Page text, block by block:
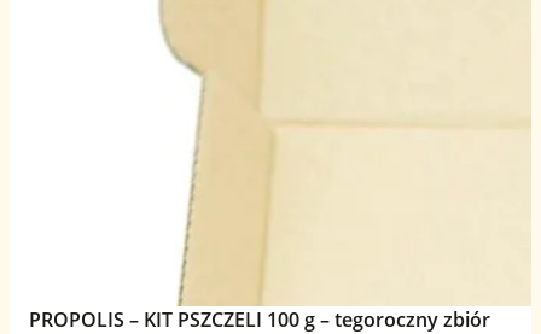
PROPOLIS – KIT PSZCZELI 100 g – tegoroczny zbiór